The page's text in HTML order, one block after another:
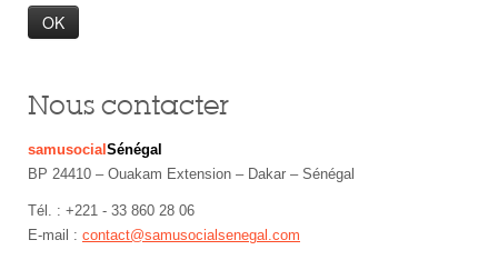
Nous contacter
samusocial Sénégal
BP 24410 – Ouakam Extension – Dakar – Sénégal
Tél. : +221 - 33 860 28 06
E-mail : contact@samusocialsenegal.com